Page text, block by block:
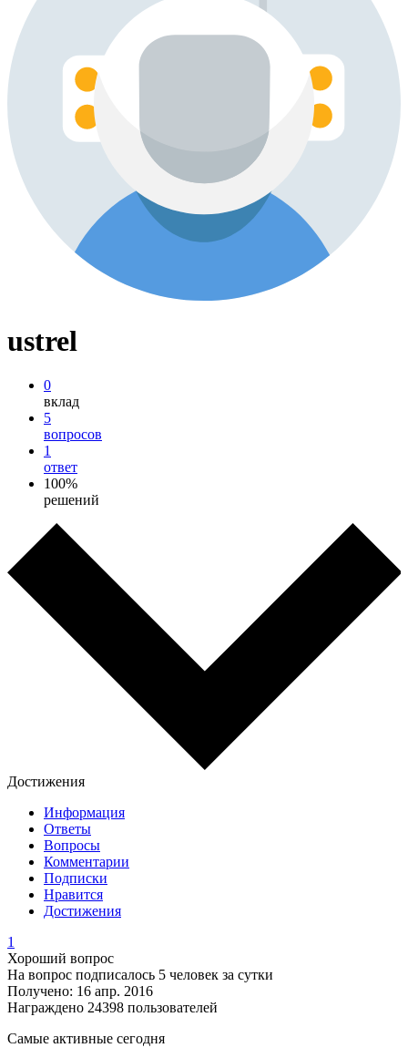
ustrel
0
вклад
5
вопросов
1
ответ
100%
решений
Достижения
Информация
Ответы
Вопросы
Комментарии
Подписки
Нравится
Достижения
1
Хороший вопрос
На вопрос подписалось 5 человек за сутки
Получено: 16 апр. 2016
Награждено 24398 пользователей
Самые активные сегодня